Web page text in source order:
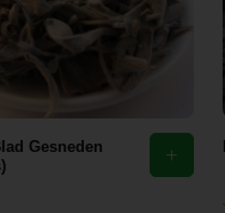
Gesneden